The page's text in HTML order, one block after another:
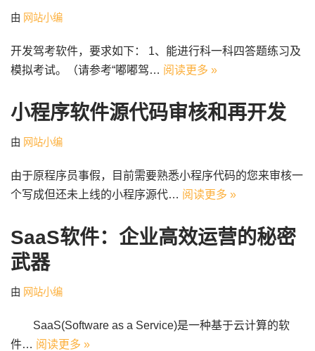
由 网站小编
开发驾考软件，要求如下： 1、能进行科一科四答题练习及
模拟考试。（请参考“嘟嘟驾… 阅读更多 »
小程序软件源代码审核和再开发
由 网站小编
由于原程序员事假，目前需要熟悉小程序代码的您来审核一
个写成但还未上线的小程序源代… 阅读更多 »
SaaS软件：企业高效运营的秘密
武器
由 网站小编
SaaS(Software as a Service)是一种基于云计算的软
件… 阅读更多 »